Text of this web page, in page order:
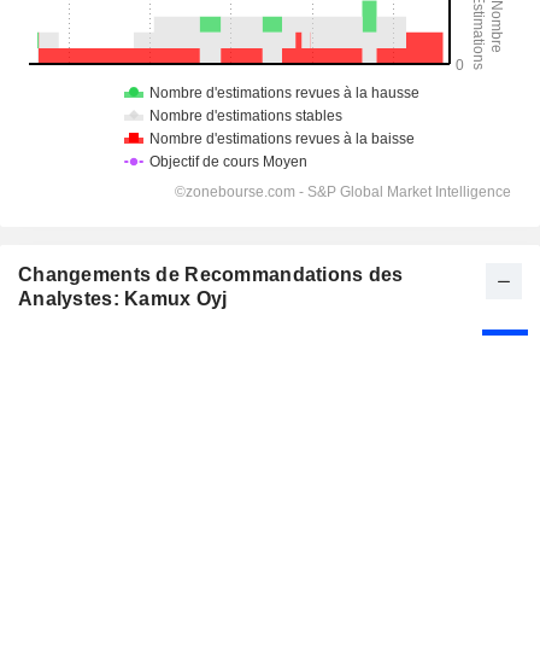
Changements de Recommandations des
Analystes: Kamux Oyj